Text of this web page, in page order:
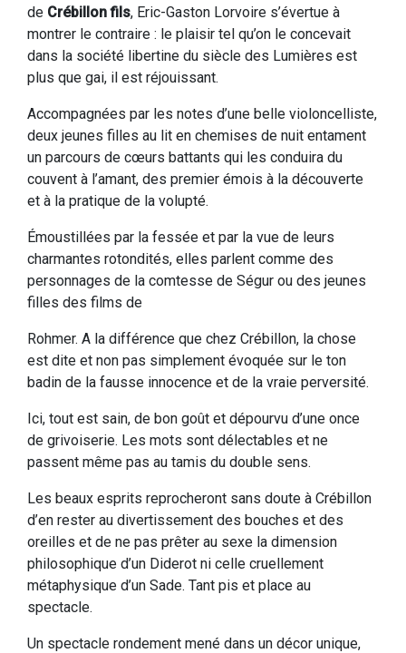
de Crébillon fils, Eric-Gaston Lorvoire s’évertue à
montrer le contraire : le plaisir tel qu’on le concevait
dans la société libertine du siècle des Lumières est
plus que gai, il est réjouissant.
Accompagnées par les notes d’une belle violoncelliste,
deux jeunes filles au lit en chemises de nuit entament
un parcours de cœurs battants qui les conduira du
couvent à l’amant, des premier émois à la découverte
et à la pratique de la volupté.
Émoustillées par la fessée et par la vue de leurs
charmantes rotondités, elles parlent comme des
personnages de la comtesse de Ségur ou des jeunes
filles des films de
Rohmer. A la différence que chez Crébillon, la chose
est dite et non pas simplement évoquée sur le ton
badin de la fausse innocence et de la vraie perversité.
Ici, tout est sain, de bon goût et dépourvu d’une once
de grivoiserie. Les mots sont délectables et ne
passent même pas au tamis du double sens.
Les beaux esprits reprocheront sans doute à Crébillon
d’en rester au divertissement des bouches et des
oreilles et de ne pas prêter au sexe la dimension
philosophique d’un Diderot ni celle cruellement
métaphysique d’un Sade. Tant pis et place au
spectacle.
Un spectacle rondement mené dans un décor unique,